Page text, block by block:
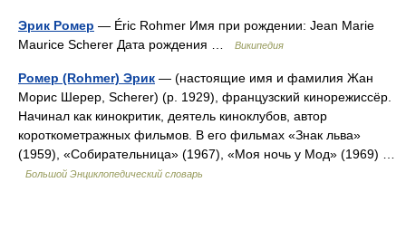
Эрик Ромер — Éric Rohmer Имя при рождении: Jean Marie
Maurice Scherer Дата рождения …
Википедия
Ромер (Rohmer) Эрик — (настоящие имя и фамилия Жан
Морис Шерер, Scherer) (р. 1929), французский кинорежиссёр.
Начинал как кинокритик, деятель киноклубов, автор
короткометражных фильмов. В его фильмах «Знак льва»
(1959), «Собирательница» (1967), «Моя ночь у Мод» (1969) …
Большой Энциклопедический словарь